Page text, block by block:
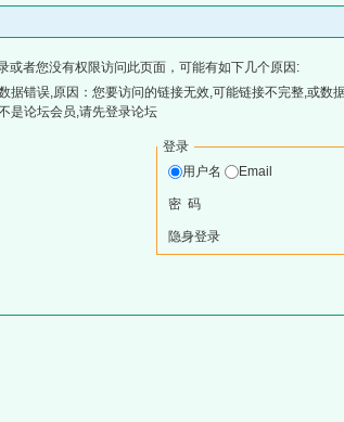
或者您没有权限访问此页面，可能有如下几个原因:
据错误,原因：您要访问的链接无效,可能链接不完整,或数
是论坛会员,请先登录论坛
登录
用户名
Email
密 码
隐身登录